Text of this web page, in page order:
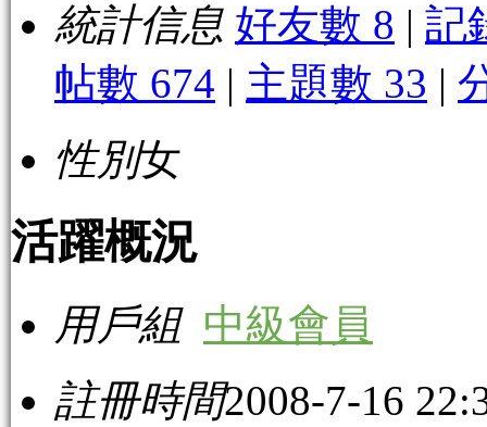
統計信息 好友數 8 | 記
帖數 674 | 主題數 33 |
性別女
活躍概況
用戶組 中級會員
註冊時間2008-7-16